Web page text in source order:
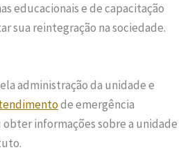
educacionais e de capacitação
sua reintegração na sociedade.
administração da unidade e
de emergência
informações sobre a unidade